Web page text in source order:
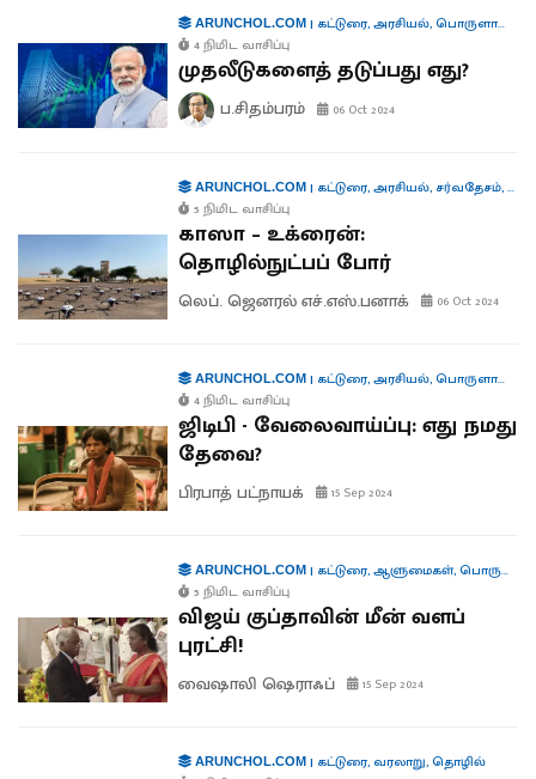
ARUNCHOL.COM| கட்டுரை,அரசியல்,பொருளாதாரம்
4 நிமிட வாசிப்பு
முதலீடுகளைத் தடுப்பது எது?
ப.சிதம்பரம் 06 Oct 2024
ARUNCHOL.COM| கட்டுரை,அரசியல், சர்வதேசம்,
5 நிமிட வாசிப்பு
காஸா – உக்ரைன்:
தொழில்நுட்பப் போர்
லெப். ஜெனரல் எச்.எஸ்.பனாக் 06 Oct 2024
ARUNCHOL.COM| கட்டுரை,அரசியல்,பொருளாதாரம்
4 நிமிட வாசிப்பு
ஜிடிபி - வேலைவாய்ப்பு: எது நமது
தேவை?
பிரபாத் பட்நாயக் 15 Sep 2024
ARUNCHOL.COM| கட்டுரை,ஆளுமைகள்,பொருளாதாரம்
5 நிமிட வாசிப்பு
விஜய் குப்தாவின் மீன் வளப்
புரட்சி!
வைஷாலி ஷெராஃப் 15 Sep 2024
ARUNCHOL.COM| கட்டுரை, வரலாறு,தொழில்